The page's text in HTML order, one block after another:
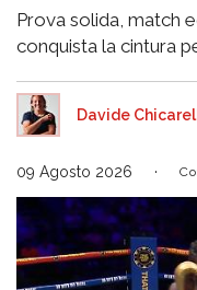
Prova solida, match
conquista la cintura
Davide
09 Agosto 2026